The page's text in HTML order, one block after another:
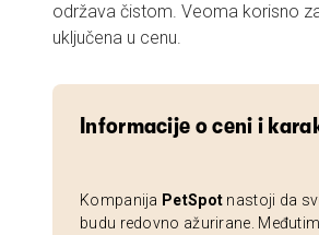
održava čistom. Veoma korisno
uključena u cenu.
Informacije o ceni i
Kompanija PetSpot nastoji da
budu redovno ažurirane.